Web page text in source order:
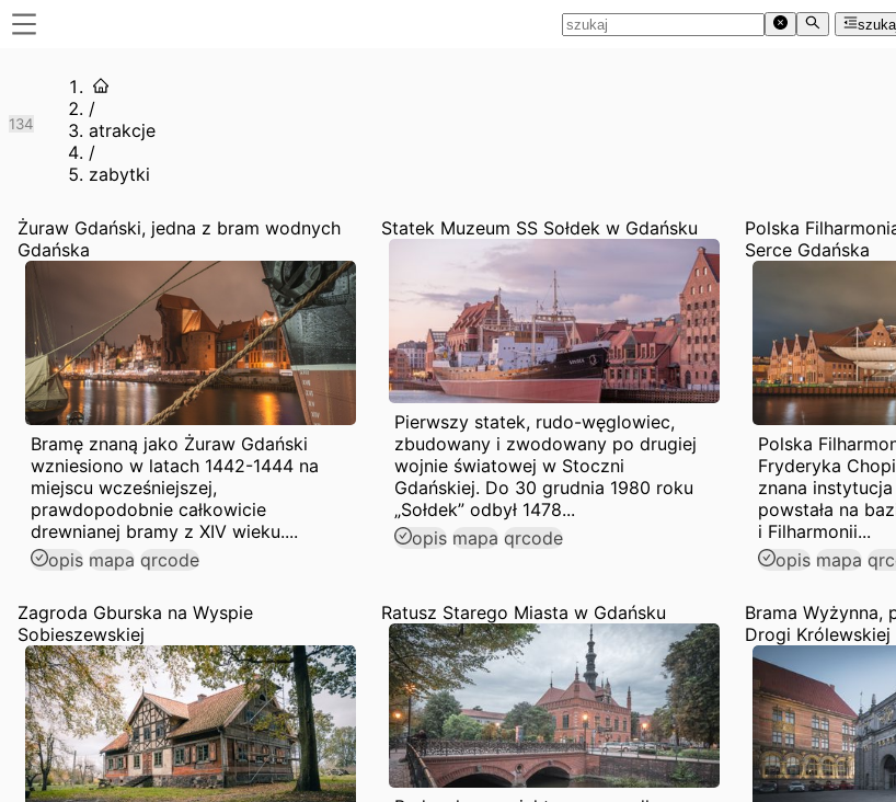
134
/
atrakcje
/
zabytki
Żuraw Gdański, jedna z bram wodnych
Gdańska
Bramę znaną jako Żuraw Gdański
wzniesiono w latach 1442-1444 na
miejscu wcześniejszej,
prawdopodobnie całkowicie
drewnianej bramy z XIV wieku....
opis mapa qrcode
Statek Muzeum SS Sołdek w Gdańsku
Pierwszy statek, rudo-węglowiec,
zbudowany i zwodowany po drugiej
wojnie światowej w Stoczni
Gdańskiej. Do 30 grudnia 1980 roku
„Sołdek” odbył 1478...
opis mapa qrcode
Polska
Serce Gdańska
Polska
Fryderyka
znana
powstała na
i Filharmonii...
opis mapa
Zagroda Gburska na Wyspie
Sobieszewskiej
Ratusz Starego Miasta w Gdańsku
Brama Wyżynna,
Drogi Królewskiej